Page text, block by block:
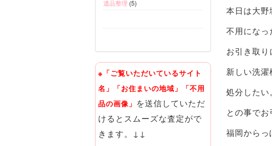
遺品整理 (5)
※「ご覧いただいているサイト
名」「お住まいの地域」「不用
品の画像」 を送信していただ
けるとスムーズな査定がで
きます。↓↓
本日は大野
不用にな
お引き取り
新しい洗濯
処分したい。
との事でお
福岡からっ